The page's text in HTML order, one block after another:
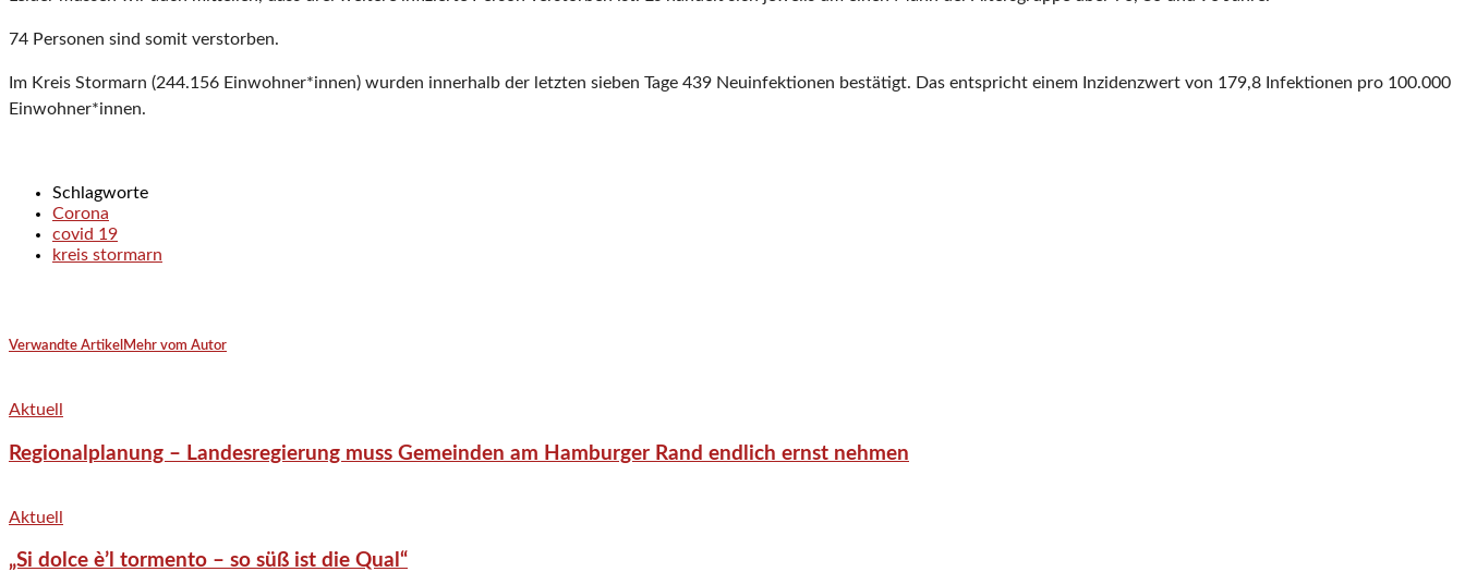
74 Personen sind somit verstorben.
Im Kreis Stormarn (244.156 Einwohner*innen) wurden innerhalb der letzten sieben Tage 439 Neuinfektionen bestätigt. Das entspricht einem Inzidenzwert von 179,8 Infektionen pro 100.000
Einwohner*innen.
Schlagworte
Corona
covid 19
kreis stormarn
Verwandte Artikel Mehr vom Autor
Aktuell
Regionalplanung – Landesregierung muss Gemeinden am Hamburger Rand endlich ernst nehmen
Aktuell
„Si dolce è’l tormento – so süß ist die Qual“